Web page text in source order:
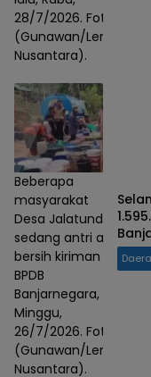
28/7/2026. Foto :
(Gunawan/Lensa
Nusantara).
Beberapa
masyarakat
Desa Jalatunda
sedang antri air
bersih kiriman
BPDB
Banjarnegara,
Minggu,
26/7/2026. Foto :
(Gunawan/Lensa
Nusantara).